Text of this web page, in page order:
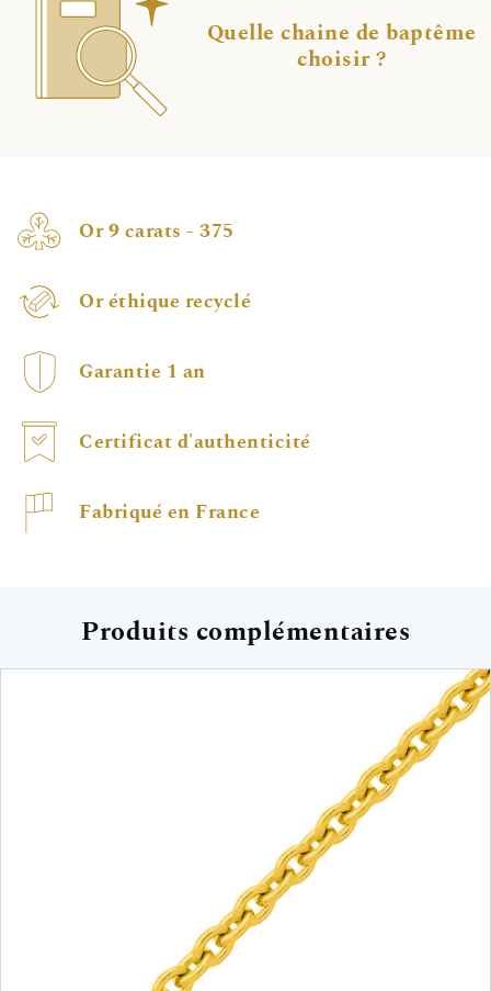
Quelle chaine de baptême
choisir ?
Or 9 carats - 375
Or éthique recyclé
Garantie 1 an
Certificat d'authenticité
Fabriqué en France
Produits complémentaires